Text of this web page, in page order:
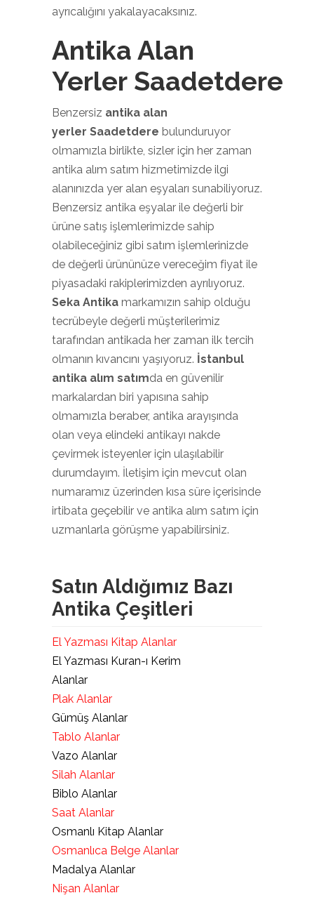
ayrıcalığını yakalayacaksınız.
Antika Alan
Yerler Saadetdere
Benzersiz antika alan
yerler Saadetdere bulunduruyor
olmamızla birlikte, sizler için her zaman
antika alım satım hizmetimizde ilgi
alanınızda yer alan eşyaları sunabiliyoruz.
Benzersiz antika eşyalar ile değerli bir
ürüne satış işlemlerimizde sahip
olabileceğiniz gibi satım işlemlerinizde
de değerli ürününüze vereceğim fiyat ile
piyasadaki rakiplerimizden ayrılıyoruz.
Seka Antika markamızın sahip olduğu
tecrübeyle değerli müşterilerimiz
tarafından antikada her zaman ilk tercih
olmanın kıvancını yaşıyoruz. İstanbul
antika alım satımda en güvenilir
markalardan biri yapısına sahip
olmamızla beraber, antika arayışında
olan veya elindeki antikayı nakde
çevirmek isteyenler için ulaşılabilir
durumdayım. İletişim için mevcut olan
numaramız üzerinden kısa süre içerisinde
irtibata geçebilir ve antika alım satım için
uzmanlarla görüşme yapabilirsiniz.
Satın Aldığımız Bazı
Antika Çeşitleri
El Yazması Kitap Alanlar
El Yazması Kuran-ı Kerim
Alanlar
Plak Alanlar
Gümüş Alanlar
Tablo Alanlar
Vazo Alanlar
Silah Alanlar
Biblo Alanlar
Saat Alanlar
Osmanlı Kitap Alanlar
Osmanlıca Belge Alanlar
Madalya Alanlar
Nişan Alanlar